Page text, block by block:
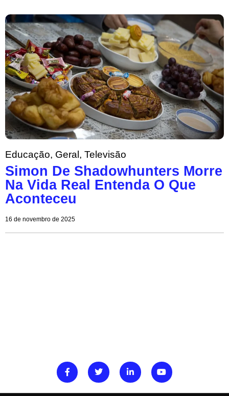
Educação, Geral , Televisão
Simon De Shadowhunters Morre
Na Vida Real Entenda O Que
Aconteceu
16 de novembro de 2025